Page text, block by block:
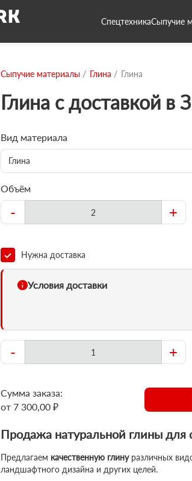
СпецтехникаСыпучие
Сыпучие материалы Глина Глина
Глина с доставкой в
Вид материала
Глина
Объём
- +
Нужна доставка
Условия доставки
- +
Сумма заказа:
от 7 300,00 ₽
Продажа натуральной глины для
Предлагаем качественную глинуразличных
ландшафтного дизайна и других целей.